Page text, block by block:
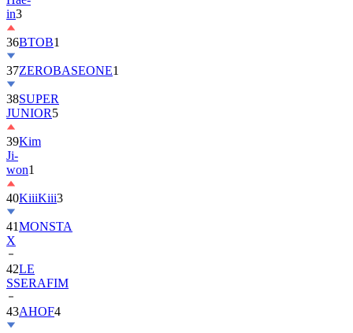
in3
36BTOB1
37ZEROBASEONE1
38SUPER
JUNIOR5
39Kim
Ji-
won1
40KiiiKiii3
41MONSTA
X
42LE
SSERAFIM
43AHOF4